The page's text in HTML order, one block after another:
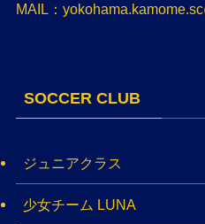
MAIL：
SOCCER CLUB
ジュニアクラス
少女チーム LUNA